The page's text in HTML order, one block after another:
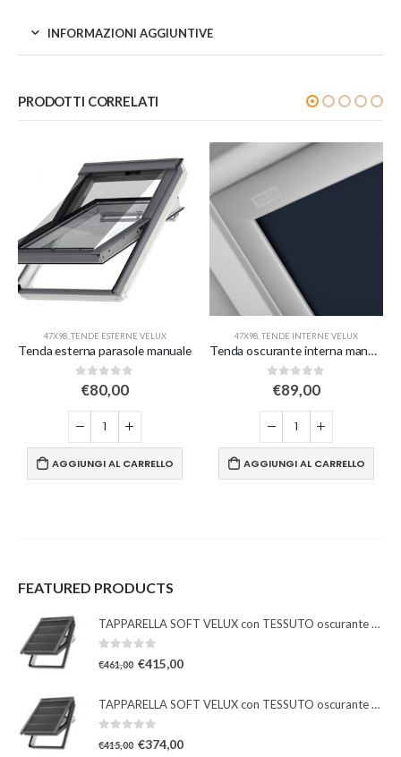
INFORMAZIONI AGGIUNTIVE
PRODOTTI CORRELATI
47X98, TENDE ESTERNE VELUX
Tenda esterna parasole manuale
Su 5
€80,00
AGGIUNGI AL CARRELLO
47X98 TENDE INTERNE VELUX
Tenda oscurante interna manuale a rullo – blu scuro – per finestre misura B04/064
Su 5
€89,00
AGGIUNGI AL CARRELLO
FEATURED PRODUCTS
TAPPARELLA SOFT VELUX con TESSUTO oscurante solare
€461,00 €415,00
TAPPARELLA SOFT VELUX con TESSUTO oscurante solare
€415,00 €374,00